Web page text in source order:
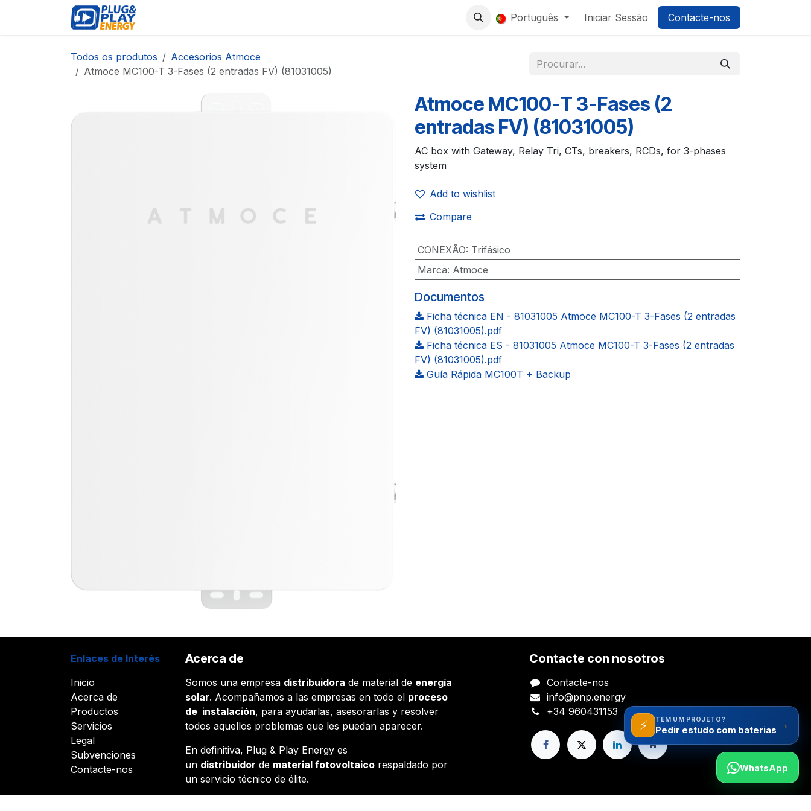
Pular para o conteúdo
0 Português Iniciar Sessão Contacte-nos
Todos os produtos
Accesorios Atmoce
Atmoce MC100-T 3-Fases (2 entradas FV) (81031005)
Atmoce MC100-T 3-Fases (2
entradas FV) (81031005)
AC box with Gateway, Relay Tri, CTs, breakers, RCDs, for 3-phases
system
Add to wishlist
Compare
CONEXÃO: Trifásico
Marca: Atmoce
Documentos
Ficha técnica EN - 81031005 Atmoce MC100-T 3-Fases (2 entradas
FV) (81031005).pdf
Ficha técnica ES - 81031005 Atmoce MC100-T 3-Fases (2 entradas
FV) (81031005).pdf
Guía Rápida MC100T + Backup
Enlaces de Interés
Inicio
Acerca de
Productos
Servicios
Legal
Subvenciones
Contacte-nos
Acerca de
Somos una empresa distribuidora de material de energía
solar. Acompañamos a las empresas en todo el proceso
de instalación, para ayudarlas, asesorarlas y resolver
todos aquellos problemas que les puedan aparecer.
En definitiva, Plug & Play Energy es
un distribuidor de material fotovoltaico respaldado por
un servicio técnico de élite.
Contacte con nosotros
Contacte-nos
info@pnp.energy
+34 960431153
⚡ TEM UM PROJETO?
Pedir estudo com baterias →
WhatsApp